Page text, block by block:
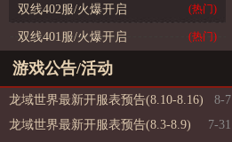
双线402服/火爆开启 (热门)
双线401服/火爆开启 (热门)
游戏公告/活动
龙域世界最新开服表预告(8.10-8.16)
8-7
龙域世界最新开服表预告(8.3-8.9)
7-31